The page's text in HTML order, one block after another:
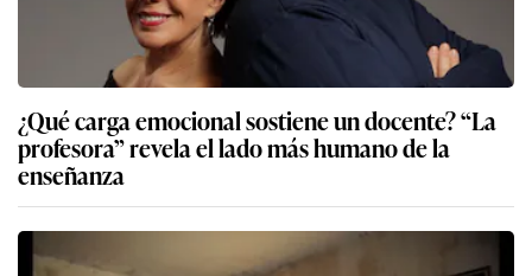
¿Qué carga emocional sostiene un docente? “La
profesora” revela el lado más humano de la
enseñanza